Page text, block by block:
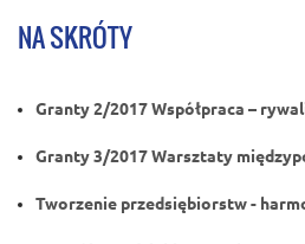
NA SKRÓTY
Granty 2/2017 Współpraca –
Granty 3/2017 Warsztaty
Tworzenie przedsiębiorstw -